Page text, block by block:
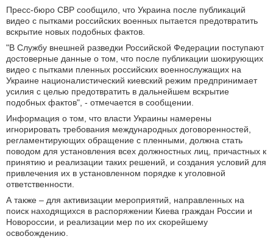
Пресс-бюро СВР сообщило, что Украина после публикаций
видео с пытками российских военных пытается предотвратить
вскрытие новых подобных фактов.
"В Службу внешней разведки Российской Федерации поступают
достоверные данные о том, что после публикации шокирующих
видео с пытками пленных российских военнослужащих на
Украине националистический киевский режим предпринимает
усилия с целью предотвратить в дальнейшем вскрытие
подобных фактов", - отмечается в сообщении.
Информация о том, что власти Украины намерены
игнорировать требования международных договоренностей,
регламентирующих обращение с пленными, должна стать
поводом для установления всех должностных лиц, причастных к
принятию и реализации таких решений, и создания условий для
привлечения их в установленном порядке к уголовной
ответственности.
А также – для активизации мероприятий, направленных на
поиск находящихся в распоряжении Киева граждан России и
Новороссии, и реализации мер по их скорейшему
освобождению.